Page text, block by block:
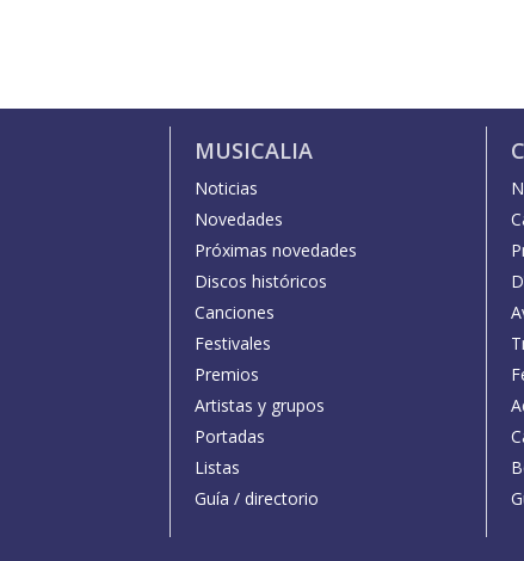
MUSICALIA
Noticias
Novedades
Próximas novedades
Discos históricos
Canciones
Festivales
Premios
Artistas y grupos
Portadas
Listas
Guía / directorio